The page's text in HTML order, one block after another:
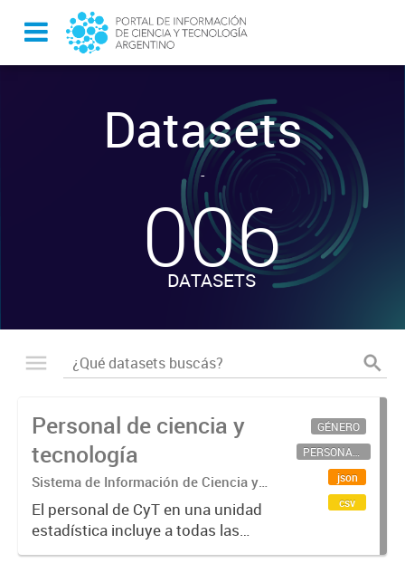
Datasets
-
006
DATASETS
Personal de ciencia y
tecnología
Sistema de Información de Ciencia y
Tecnología Argentino (SICYTAR)
El personal de CyT en una unidad
estadística incluye a todas las
personas involucradas
GÉNERO
PERSONAL CIENTÍFICO-TECNOLÓGICO
json
csv